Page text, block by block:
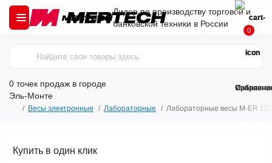
Лидер по производству торговой и
банковской техники в России
0 точек продаж в городе
Эль-Монте
0
Весы электронные Лабораторные Лабораторные весы M-ER
Купить в один клик